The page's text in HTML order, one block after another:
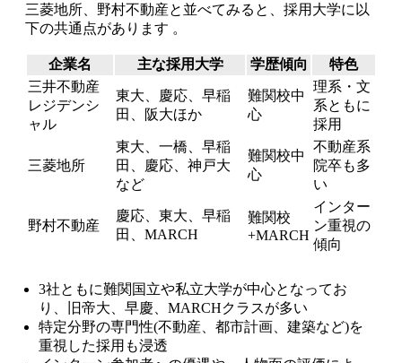
三菱地所、野村不動産と並べてみると、採用大学に以
下の共通点があります 。
企業名 主な採用大学 学歴傾向
特色
三井不動産
レジデンシ
ャル
東大、慶応、早稲
田、阪大ほか
難関校中
心
理系・文
系ともに
採用
三菱地所
東大、一橋、早稲
田、慶応、神戸大
など
難関校中
心
不動産系
院卒も多
い
野村不動産
慶応、東大、早稲
田、MARCH
難関校
+MARCH
インター
ン重視の
傾向
3社ともに難関国立や私立大学が中心となってお
り、旧帝大、早慶、MARCHクラスが多い
特定分野の専門性(不動産、都市計画、建築など)を
重視した採用も浸透